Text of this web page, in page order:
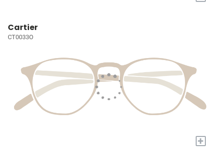
Cartier
CT0033O
+